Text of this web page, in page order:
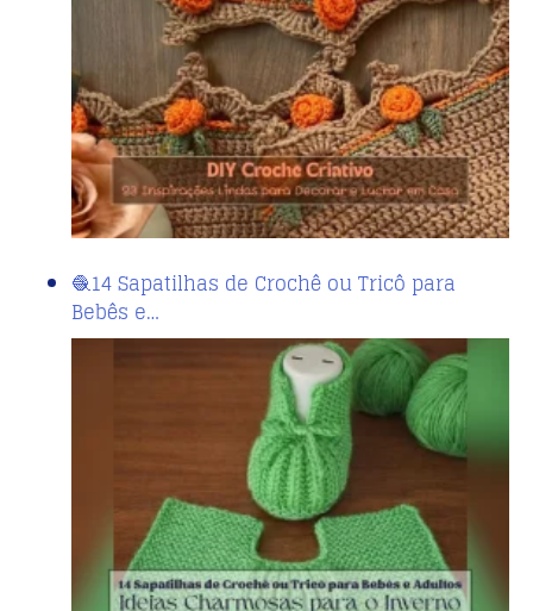
🧶14 Sapatilhas de Crochê ou Tricô para
Bebês e…